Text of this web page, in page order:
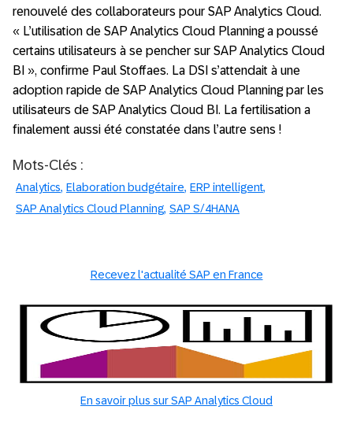
renouvelé des collaborateurs pour SAP Analytics Cloud.
« L’utilisation de SAP Analytics Cloud Planning a poussé
certains utilisateurs à se pencher sur SAP Analytics Cloud
BI », confirme Paul Stoffaes. La DSI s’attendait à une
adoption rapide de SAP Analytics Cloud Planning par les
utilisateurs de SAP Analytics Cloud BI. La fertilisation a
finalement aussi été constatée dans l’autre sens !
Mots-Clés :
Analytics Elaboration budgétaire ERP intelligent
SAP Analytics Cloud Planning SAP S/4HANA
Recevez l'actualité SAP en France
En savoir plus sur SAP Analytics Cloud